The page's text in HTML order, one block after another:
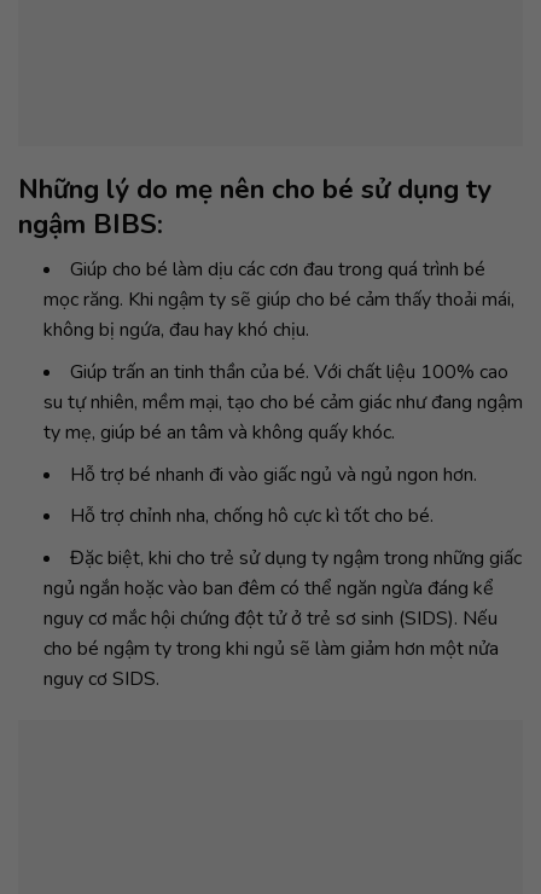
Những lý do mẹ nên cho bé sử dụng ty
ngậm BIBS:
Giúp cho bé làm dịu các cơn đau trong quá trình bé
mọc răng. Khi ngậm ty sẽ giúp cho bé cảm thấy thoải mái,
không bị ngứa, đau hay khó chịu.
Giúp trấn an tinh thần của bé. Với chất liệu 100% cao
su tự nhiên, mềm mại, tạo cho bé cảm giác như đang ngậm
ty mẹ, giúp bé an tâm và không quấy khóc.
Hỗ trợ bé nhanh đi vào giấc ngủ và ngủ ngon hơn.
Hỗ trợ chỉnh nha, chống hô cực kì tốt cho bé.
Đặc biệt, khi cho trẻ sử dụng ty ngậm trong những giấc
ngủ ngắn hoặc vào ban đêm có thể ngăn ngừa đáng kể
nguy cơ mắc hội chứng đột tử ở trẻ sơ sinh (SIDS). Nếu
cho bé ngậm ty trong khi ngủ sẽ làm giảm hơn một nửa
nguy cơ SIDS.